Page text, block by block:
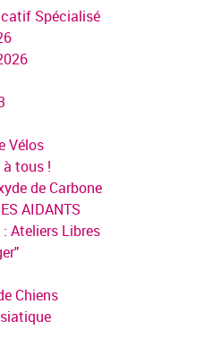
Spécialisé
Vélos
tous !
de Carbone
AIDANTS
Ateliers Libres
Chiens